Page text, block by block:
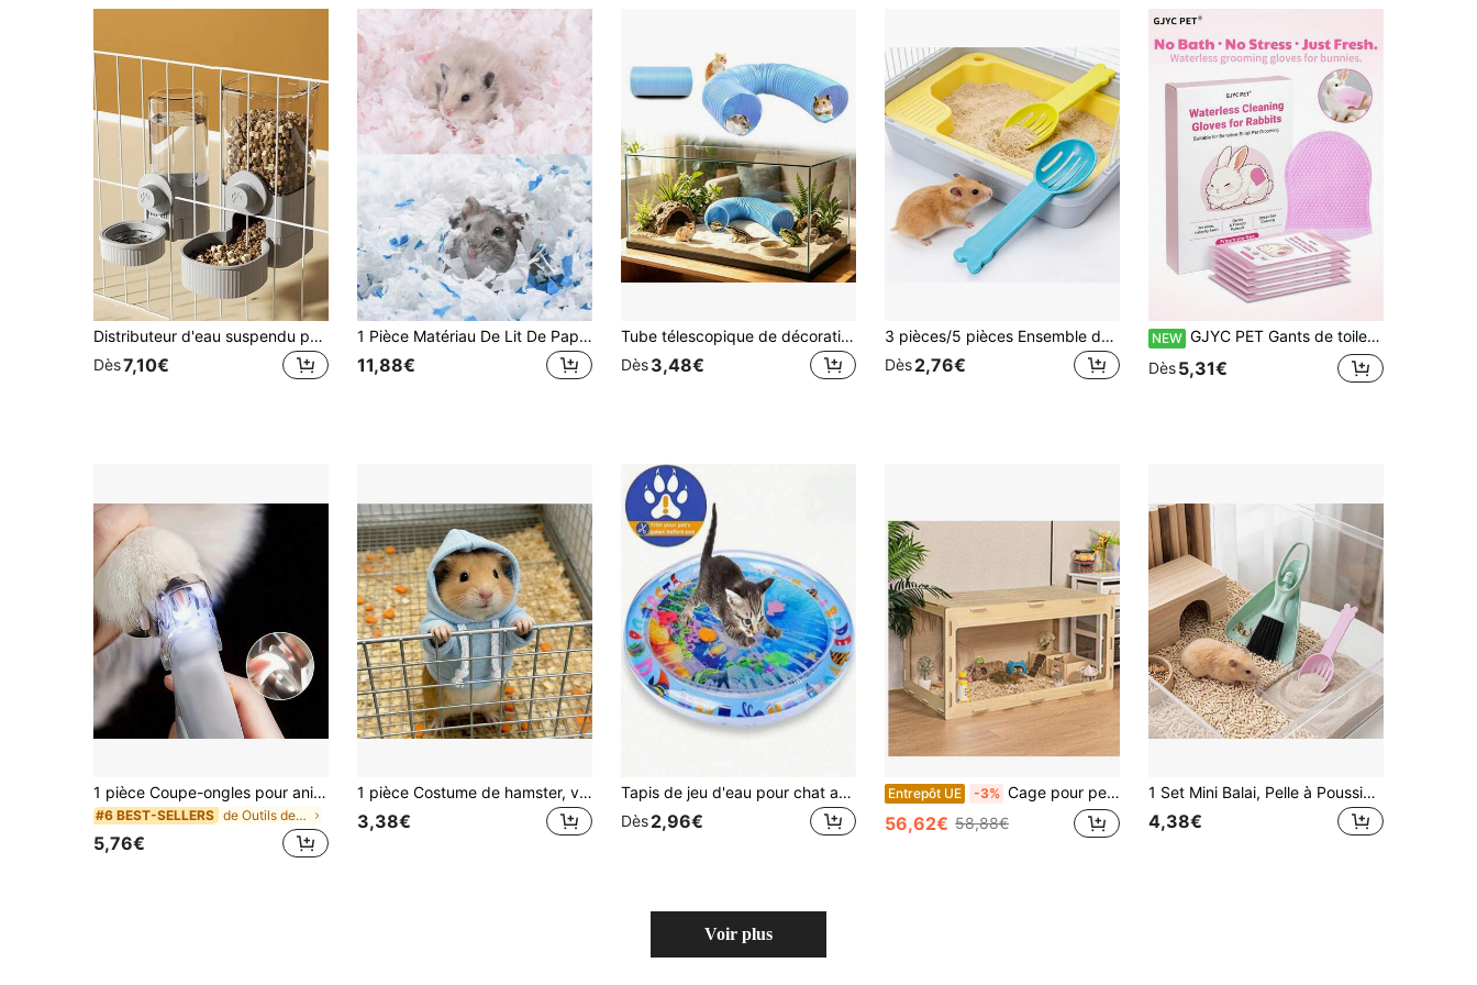
Distributeur d'eau suspendu pour chat, fournitures d'eau pour chien, cage suspendue, bol d'eau pour chien, bol d'alimentation pour petits animaux, bol pour chat, distributeur automatique de nourriture pour animaux de compagnie
Dès7,10€
1 Pièce Matériau De Lit De Papier Non Poussière Naturel En Pâte De Bois Pour Hamster, Chaleureux, Absorbant, Désodorisant, Exempt D'additifs, Sec, Multicolore
11,88€
Tube télescopique de décoration d'aquarium, tunnel de cachette pour reptiles, tube en plastique pliable servant de cachette, convient aux lézards, grenouilles, hamsters, décoration idéale pour aquarium
Dès3,48€
3 pièces/5 pièces Ensemble de pelle à sable pour hamster, outil de nettoyage du sable de bain pour petits animaux, pelle de tamisage pour le sable et l'élimination des déchets, accessoires de nettoyage de cage de couleur aléatoire pour hamster, cochon d'Inde, chinchilla
Dès2,76€
NEW GJYC PET Gants de toilettage sans rinçage pour lapins, lingettes humides, 5 pièces, gants de bain sans eau, convient aux lapins et petits animaux de compagnie, sans parfum, faible allergénicité, nettoyage doux sans pression pour peaux sensibles, élimine la saleté et les poils lâches
Dès5,31€
1 pièce Coupe-ongles pour animaux de compagnie avec lumière LED et loupe, pratique pour une coupe d'ongles claire, équipé d'un collecteur de débris d'ongles, coupe-ongles hygiénique pour animaux de compagnie, coupe-ongles portatif, convient aux chiens, chats et petits animaux, outil de toilettage pour animaux de compagnie
#6 BEST-SELLERS de Outils de toilettage pour animaux de compagnie
5,76€
1 pièce Costume de hamster, vêtements pour petit animal de compagnie, sweat-shirt à capuche mignon pour bébé hamster - Vêtements confortables pour animaux de compagnie convenant aux hamsters, gerbilles, chinchillas et autres petits animaux
3,38€
Tapis de jeu d'eau pour chat amélioré et épaissi antidérapant, tapis d'eau rafraîchissant pour chat d'intérieur, jouet interactif pour chat, laisse les chats jouer de manière indépendante
Dès2,96€
Entrepôt UE -3% Cage pour petits animaux en MDF avec fenêtre en acrylique – Cage transparente pour hamsters nains, gerbilles et petits rongeurs 80*41*40 cm – Aérée et facile à monter, utilisation en intérieur
56,62€ 58,88€
1 Set Mini Balai, Pelle à Poussière et Pelle à Litière pour Hamster avec Poignée Ergonomique, Ensemble de Brosses de Nettoyage pour Petits Animaux, Outil Multifonctionnel d'Hygiène pour Cage de Petits Animaux, Convient pour les Hamsters, Lapins, Reptiles et Autres Petits Animaux, Ensemble de Nettoyage de Collecte de Débris
4,38€
Voir plus